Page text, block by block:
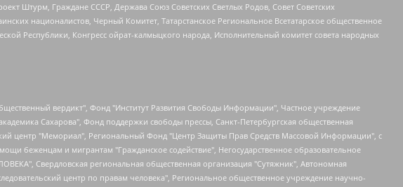
Штурм, Граждане СССР, Держава Союз Советских Светлых Родов, Совет Советских
националистов, Черный Комитет, Татарстанское Региональное Всетатарское общественное
Республики, Конгресс ойрат-калмыцкого народа, Исполнительный комитет совета народных
"Москоу диджитал медиа", с 26.01.2023 Общество с ограниченной ответственностью "Чайка Белые сады", Ветошкина Валерия Валерьевна, Заговора Максим Александрович, Межрегиональное общественное движение "Российская ЛГБТ - сеть", Оленичев Максим Владимирович, Павлов Иван Юрьевич, Скворцова Елена Сергеевна, Общество с ограниченной ответственностью "Как бы инагент", Кочетков Игорь Викторович, Общество с ограниченной ответственностью "Честные выборы", Еланчик Олег Александрович, Общество с ограниченной ответственностью "Нобелевский призыв", Гималова Регина Эмилевна, Григорьев Андрей Валерьевич, Григорьева Алина Александровна, Ассоциация по содействию защите прав призывников, альтернативнослужащих и военнослужащих "Правозащитная группа "Гражданин.Армия.Право", Хисамова Регина Фаритовна, Автономная некоммерческая организация по реализации социально-правовых программ "Лилит", Дальневосточное общественное движение "Маяк", Санкт-Петербургская ЛГБТ-инициативная группа "Выход", Инициативная группа ЛГБТ+ "Реверс", Алексеев Андрей Викторович, Бекбулатова Таисия Львовна, Беляев Иван Михайлович, Владыкина Елена Сергеевна, Гельман Марат Александрович, Никульшина Вероника Юрьевна, Толоконникова Надежда Андреевна, Шендерович Виктор Анатольевич, Общество с ограниченной ответственностью "Данное сообщение", Общество с ограниченной ответственностью Издательский дом "Новая глава", Айнбиндер Александра Александровна, Московский комьюнити-центр для ЛГБТ+инициатив, Благотворительный фонд развития филантропии, Deutsche Welle (Германия, Kurt-Schumacher-Strasse 3, 53113 Bonn), Борзунова Мария Михайловна, Воробьев Виктор Викторович, Голубева Анна Львовна, Константинова Алла Михайловна, Малкова Ирина Владимировна, Мурадов Мурад Абдулгалимович, Осетинская Елизавета Николаевна, Понасенков Евгений Николаевич, Ганапольский Матвей Юрьевич, Киселев Евгений Алексеевич, Борухович Ирина Григорьевна, Дремин Иван Тимофеевич, Дубровский Дмитрий Викторович, Красноярская региональная общественная организация поддержки и развития альтернативных образовательных технологий и межкультурных коммуникаций "ИНТЕРРА", Маяковская Екатерина Алексеевна, Фейгин Марк Захарович, Филимонов Андрей Викторович, Дзугкоева Регина Николаевна, Доброхотов Роман Александрович, Дудь Юрий Александрович, Елкин Сергей Владимирович, Кругликов Кирилл Игоревич, Сабунаева Мария Леонидовна, Семенов Алексей Владимирович, Шаинян Карен Багратович, Шульман Екатерина Михайловна, Асафьев Артур Валерьевич, Вахштайн Виктор Семенович, Венедиктов Алексей Алексеевич, Лушникова Екатерина Евгеньевна, Волков Леонид Михайлович, Невзоров Александр Глебович, Пархоменко Сергей Борисович, Сироткин Ярослав Николаевич, Кара-Мурза Владимир Владимирович, Баранова Наталья Владимировна, Гозман Леонид Яковлевич, Кагарлицкий Борис Юльевич, Климарев Михаил Валерьевич, Милов Владимир Станиславович, Автономная некоммерческая организация Краснодарский центр современного искусства "Типография", Моргенштерн Алишер Тагирович, Соболь Любовь Эдуардовна, Общество с ограниченной ответственностью "ЛИЗА НОРМ", Каспаров Гарри Кимович, Ходорковский Михаил Борисович, Общество с ограниченной ответственностью "Апрельские тезисы", Данилович Ирина Брониславовна, Кашин Олег Владимирович, Петров Николай Владимирович, Пивоваров Алексей Владимирович, Соколов Михаил Владимирович, Цветкова Юлия Владимировна, Чичваркин Евгений Александрович, Комитет против пыток/Команда против пыток, Общество с ограниченной ответственностью "Первый научный", Общество с ограниченной ответственностью "Вертолет и ко", Белоцерковская Вероника Борисовна, Кац Максим Евгеньевич, Лазарева Татьяна Юрьевна, Шаведдинов Руслан Табризович, Яшин Илья Валерьевич, Общество с ограниченной ответственностью "Иноагент ААВ", Алешковский Дмитрий Петрович, Альбац Евгения Марковна, Быков Дмитрий Львович, Галямина Юлия Евгеньевна, Лойко Сергей Леонидович, Мартынов Кирилл Константинович, Медведев Сергей Александрович, Крашенинников Федор Геннадиевич, Гордеева Катерина Вл